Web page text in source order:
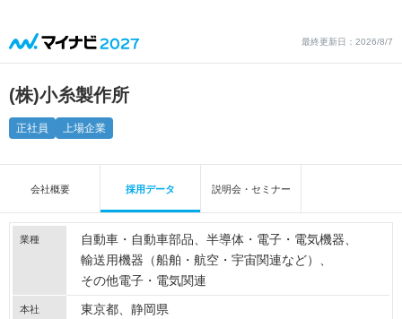
最終更新日：2026/8/7
(株)小糸製作所
正社員 上場企業
会社概要 採用データ 説明会・セミナー
業種 自動車・自動車部品
半導体・電子・電気機器
輸送用機器（船舶・航空・宇宙関連など）
その他電子・電気関連
本社 東京都、静岡県